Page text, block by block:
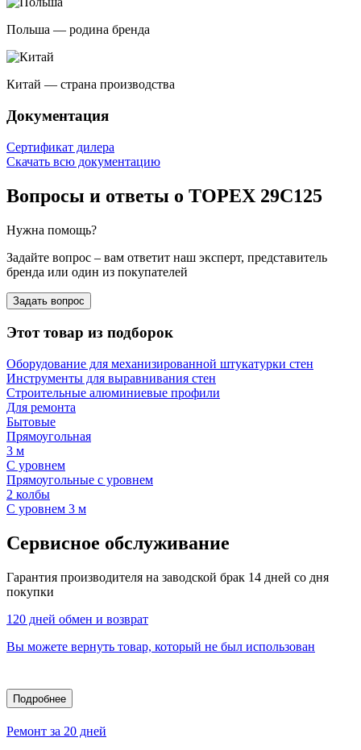
Польша — родина бренда
Китай — страна производства
Документация
Сертификат дилера
Скачать всю документацию
Вопросы и ответы о TOPEX 29C125
Нужна помощь?
Задайте вопрос – вам ответит наш эксперт, представитель
бренда или один из покупателей
Задать вопрос
Этот товар из подборок
Оборудование для механизированной штукатурки стен
Инструменты для выравнивания стен
Строительные алюминиевые профили
Для ремонта
Бытовые
Прямоугольная
3 м
С уровнем
Прямоугольные с уровнем
2 колбы
С уровнем 3 м
Сервисное обслуживание
Гарантия производителя на заводской брак 14 дней со дня
покупки
120 дней обмен и возврат
Вы можете вернуть товар, который не был использован
Подробнее
Ремонт за 20 дней